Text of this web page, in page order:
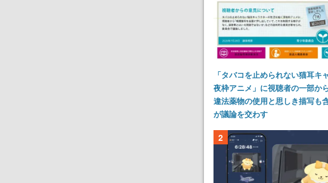
「タバコを止められない猫耳キ
夜枠アニメ」に視聴者の一部か
違法薬物の使用と思しき描写も
が議論を交わす
2